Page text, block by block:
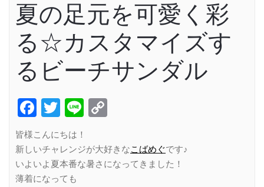
夏の足元を可愛く彩
る☆カスタマイズす
るビーチサンダル
Facebook
Twitter
Line
皆様こんにちは！
新しいチャレンジが大好きなこばめぐです♪
いよいよ夏本番な暑さになってきました！
薄着になっても